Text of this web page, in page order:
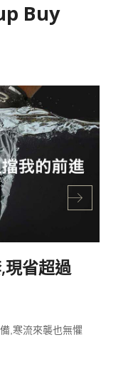
Buy
現省超過
,寒流來襲也無懼